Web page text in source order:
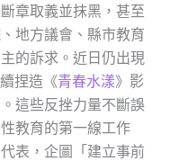
章取義並抹黑，甚至
地方議會、縣市教育
的訴求。近日仍出現
捏造《青春水漾》影
這些反挫力量不斷誤
教育的第一線工作
表，企圖「建立事前